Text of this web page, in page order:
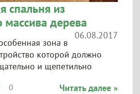
спальня из
массива дерева
06.08.2017
зона в
которой должно
и щепетильно
0 Читать далее »